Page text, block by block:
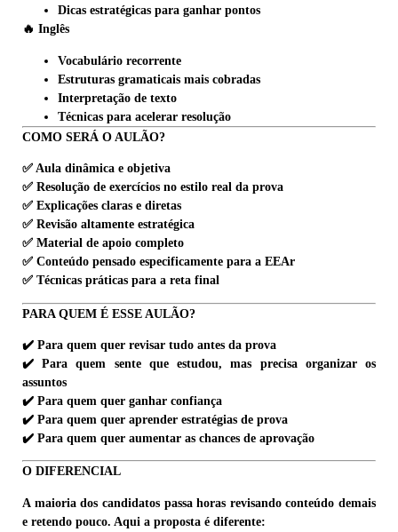
Dicas estratégicas para ganhar pontos
🔥 Inglês
Vocabulário recorrente
Estruturas gramaticais mais cobradas
Interpretação de texto
Técnicas para acelerar resolução
COMO SERÁ O AULÃO?
✅ Aula dinâmica e objetiva
✅ Resolução de exercícios no estilo real da prova
✅ Explicações claras e diretas
✅ Revisão altamente estratégica
✅ Material de apoio completo
✅ Conteúdo pensado especificamente para a EEAr
✅ Técnicas práticas para a reta final
PARA QUEM É ESSE AULÃO?
✔️ Para quem quer revisar tudo antes da prova
✔️ Para quem sente que estudou, mas precisa organizar os
assuntos
✔️ Para quem quer ganhar confiança
✔️ Para quem quer aprender estratégias de prova
✔️ Para quem quer aumentar as chances de aprovação
O DIFERENCIAL
A maioria dos candidatos passa horas revisando conteúdo demais
e retendo pouco. Aqui a proposta é diferente: